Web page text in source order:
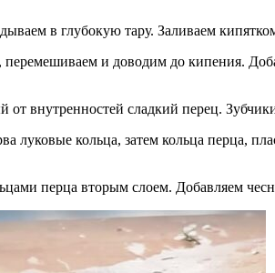
в глубокую тару. Заливаем
и доводим до кипения.
внутренностей сладкий перец.
луковые кольца, затем кольца перца,
перца вторым слоем. Добавляем